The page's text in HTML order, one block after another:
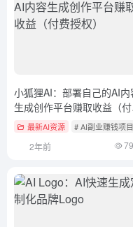
小狐狸AI：部署自己的AI内
生成创作平台赚取收益（
授权）
最新AI资源 # AI副业赚钱项目
2年前